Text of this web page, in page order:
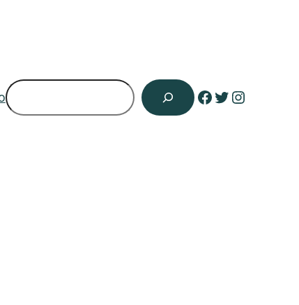
Pesquisar Facebook
Twitter